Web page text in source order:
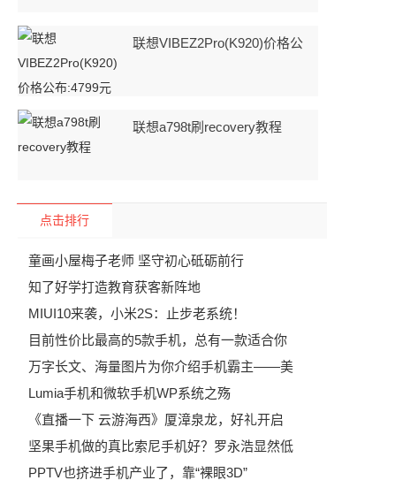
联想VIBEZ2Pro(K920)价格公
联想a798t刷recovery教程
点击排行
童画小屋梅子老师 坚守初心砥砺前行
知了好学打造教育获客新阵地
MIUI10来袭，小米2S：止步老系统！
目前性价比最高的5款手机，总有一款适合你
万字长文、海量图片为你介绍手机霸主——美
Lumia手机和微软手机WP系统之殇
《直播一下 云游海西》厦漳泉龙，好礼开启
坚果手机做的真比索尼手机好？罗永浩显然低
PPTV也挤进手机产业了，靠“裸眼3D”